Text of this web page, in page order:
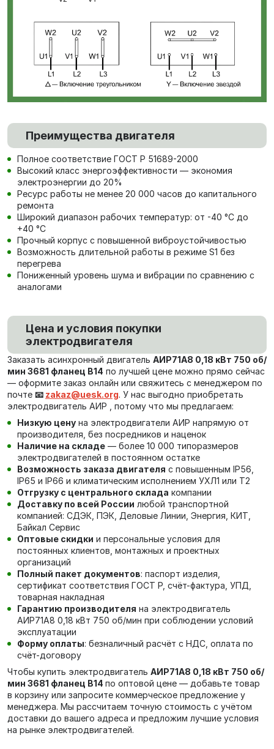
Преимущества двигателя
Полное соответствие ГОСТ Р 51689-2000
Высокий класс энергоэффективности — экономия
электроэнергии до 20%
Ресурс работы не менее 20 000 часов до капитального
ремонта
Широкий диапазон рабочих температур: от -40 °C до
+40 °C
Прочный корпус с повышенной виброустойчивостью
Возможность длительной работы в режиме S1 без
перегрева
Пониженный уровень шума и вибрации по сравнению с
аналогами
Цена и условия покупки
электродвигателя
Заказать асинхронный двигатель АИР71А8 0,18 кВт 750 об/
мин 3681 фланец В14 по лучшей цене можно прямо сейчас
— оформите заказ онлайн или свяжитесь с менеджером по
почте 📧 zakaz@uesk.org. У нас выгодно приобретать
электродвигатель АИР , потому что мы предлагаем:
Низкую цену на электродвигатели АИР напрямую от
производителя, без посредников и наценок
Наличие на складе — более 10 000 типоразмеров
электродвигателей в постоянном остатке
Возможность заказа двигателя с повышенным IP56,
IP65 и IP66 и климатическим исполнением УХЛ1 или Т2
Отгрузку с центрального склада компании
Доставку по всей России любой транспортной
компанией: СДЭК, ПЭК, Деловые Линии, Энергия, КИТ,
Байкал Сервис
Оптовые скидки и персональные условия для
постоянных клиентов, монтажных и проектных
организаций
Полный пакет документов: паспорт изделия,
сертификат соответствия ГОСТ Р, счёт-фактура, УПД,
товарная накладная
Гарантию производителя на электродвигатель
АИР71А8 0,18 кВт 750 об/мин при соблюдении условий
эксплуатации
Форму оплаты: безналичный расчёт с НДС, оплата по
счёт-договору
Чтобы купить электродвигатель АИР71А8 0,18 кВт 750 об/
мин 3681 фланец В14 по оптовой цене — добавьте товар
в корзину или запросите коммерческое предложение у
менеджера. Мы рассчитаем точную стоимость с учётом
доставки до вашего адреса и предложим лучшие условия
на рынке электродвигателей.